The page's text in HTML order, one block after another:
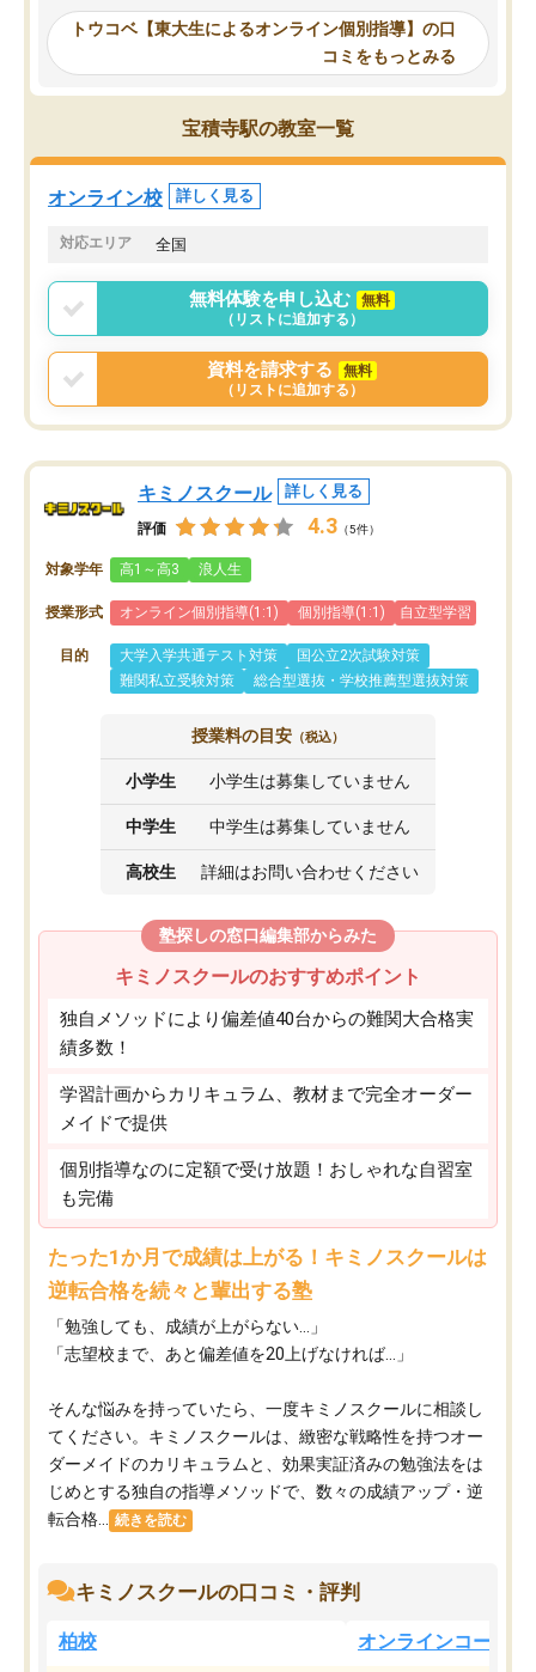
ーティングを行い、その講師で良いか
見てから講師を決定する事ができま
す。
うちの子は、初回面談の講師の方で決
オンラインツールを使用した単語帳の
共有があり宿題もそちらで出される形
でした。
言う事で講師変更の申し出があり、あ
まりに短期での変更だった為、塾に通
う事にして退会しました。遅れも取り
戻せ、授業内容や講師の方は良かった
と思います。
いなのがあり(有料)、受
ことをどんなスケジュー
くか相談したのですが、
ち期待したものではなく
くなってきたようなので
トウコベ【東大生によるオンライン個別指導】の口
コミをもっとみる
宝積寺駅の教室一覧
オンライン校 詳しく見る
対応エリア 全国
無料体験を申し込む
無料
（リストに追加する）
資料を請求する
無料
（リストに追加する）
キミノスクール 詳しく見る
評価 4.3 （5件）
対象学年 高1～高3 浪人生
授業形式 オンライン個別指導(1:1) 個別指導(1:1) 自立型学習
目的 大学入学共通テスト対策
国公立2次試験対策
難関私立受験対策
総合型選抜・学校推薦型選抜対策
授業料の目安 （税込）
小学生 小学生は募集していません
中学生 中学生は募集していません
高校生 詳細はお問い合わせください
塾探しの窓口編集部からみた
キミノスクールのおすすめポイント
独自メソッドにより偏差値40台からの難関大合格実
績多数！
学習計画からカリキュラム、教材まで完全オーダー
メイドで提供
個別指導なのに定額で受け放題！おしゃれな自習室
も完備
たった1か月で成績は上がる！キミノスクールは
逆転合格を続々と輩出する塾
「勉強しても、成績が上がらない…」
「志望校まで、あと偏差値を20上げなければ…」
そんな悩みを持っていたら、一度キミノスクールに相談し
てください。キミノスクールは、緻密な戦略性を持つオー
ダーメイドのカリキュラムと、効果実証済みの勉強法をは
じめとする独自の指導メソッドで、数々の成績アップ・逆
転合格...
続きを読む
キミノスクールの口コミ・評判
柏校 オンラインコース